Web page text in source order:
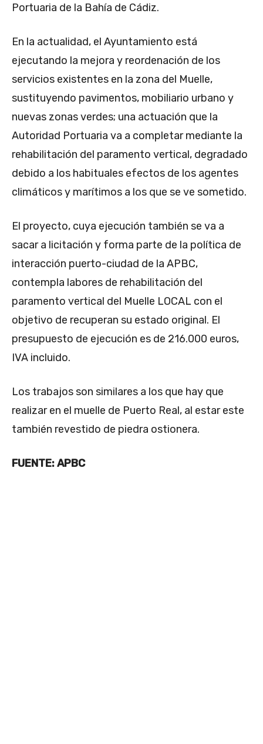
Portuaria de la Bahía de Cádiz.
En la actualidad, el Ayuntamiento está
ejecutando la mejora y reordenación de los
servicios existentes en la zona del Muelle,
sustituyendo pavimentos, mobiliario urbano y
nuevas zonas verdes; una actuación que la
Autoridad Portuaria va a completar mediante la
rehabilitación del paramento vertical, degradado
debido a los habituales efectos de los agentes
climáticos y marítimos a los que se ve sometido.
El proyecto, cuya ejecución también se va a
sacar a licitación y forma parte de la política de
interacción puerto-ciudad de la APBC,
contempla labores de rehabilitación del
paramento vertical del Muelle LOCAL con el
objetivo de recuperan su estado original. El
presupuesto de ejecución es de 216.000 euros,
IVA incluido.
Los trabajos son similares a los que hay que
realizar en el muelle de Puerto Real, al estar este
también revestido de piedra ostionera.
FUENTE: APBC